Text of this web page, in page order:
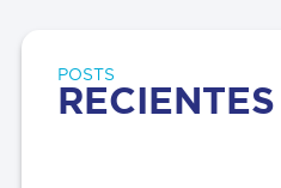
POSTS
RECIENTES